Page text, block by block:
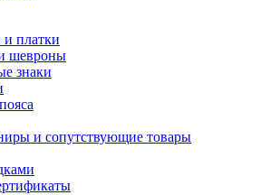
и платки
шевроны
знаки
и сопутствующие товары